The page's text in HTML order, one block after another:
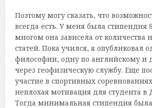
Поэтому могу сказать, что
всегда есть. У меня была стипендия
многом она зависела от количества
статей. Пока учился, я опубликовал
философии, одну по английскому и
через геофизическую службу. Еще
участие в спортивных
неплохая мотивация для студента в
Тогда минимальная стипендия была